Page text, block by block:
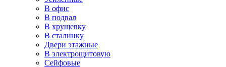
В офис
В подвал
В хрущевку
В сталинку
Двери этажные
В электрощитовую
Сейфовые